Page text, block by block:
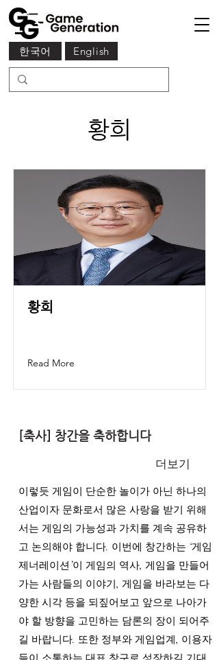
English
한국어
황희
황희
Read More
[축사] 창간을 축하합니다
더보기
이렇듯 게임이 단순한 놀이가 아닌 하나의
산업이자 문화로서 많은 사랑을 받기 위해
서는 게임의 가능성과 가치를 계속 공유하
고 논의해야 합니다. 이번에 창간하는 ‘게임
제너레이션’이 게임의 역사, 게임을 만들어
가는 사람들의 이야기, 게임을 바라보는 다
양한 시각 등을 되짚어보고 앞으로 나아가
야 할 방향을 고민하는 담론의 장이 되어주
길 바랍니다. 또한 정부와 게임업계, 이용자